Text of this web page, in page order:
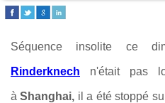
Séquence insolite ce
Rinderknech n'était pas
àShanghai, il a été stoppé